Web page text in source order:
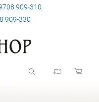
909-310
909-330